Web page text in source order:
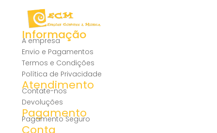
Informação
A empresa
Envio e Pagamentos
Termos e Condições
Política de Privacidade
Atendimento
Contate-nos
Devoluções
Pagamento
Pagamento Seguro
Conta